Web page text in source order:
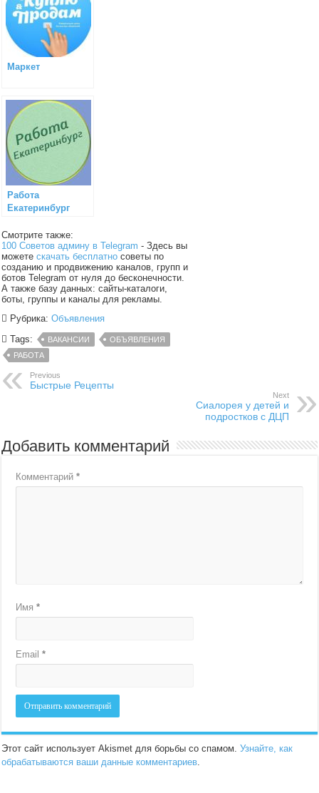
Маркет
Работа
Екатеринбург
Смотрите также:
100 Советов админу в Telegram - Здесь вы
можетескачать бесплатно советы по
созданию и продвижению каналов, групп и
ботов Telegram от нуля до бесконечности.
А также базу данных: сайты-каталоги,
боты, группы и каналы для рекламы.
Рубрика:Объявления
Tags:
ВАКАНСИИ
ОБЪЯВЛЕНИЯ
РАБОТА
Previous
Быстрые Рецепты
Next
Сиалорея у детей и
подростков с ДЦП
Добавить комментарий
Комментарий*
Имя*
Email*
Этот сайт использует Akismet для борьбы со спамом.Узнайте, как
обрабатываются ваши данные комментариев.